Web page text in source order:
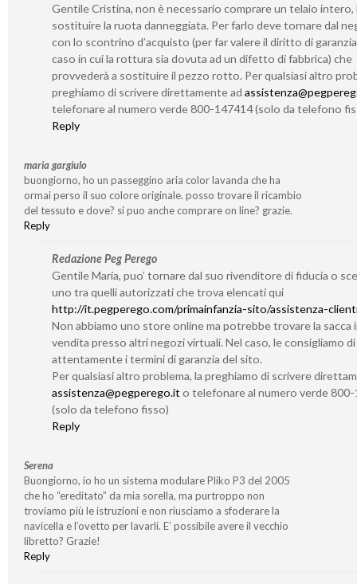
Gentile Cristina, non è necessario comprare un telaio intero,
sostituire la ruota danneggiata. Per farlo deve tornare dal
con lo scontrino d’acquisto (per far valere il diritto di
caso in cui la rottura sia dovuta ad un difetto di fabbrica) che
provvederà a sostituire il pezzo rotto. Per qualsiasi altro
preghiamo di scrivere direttamente ad
telefonare al numero verde 800-147414 (solo da telefono
Reply
maria gargiulo
buongiorno, ho un passeggino aria color lavanda che ha
ormai perso il suo colore originale. posso trovare il ricambio
del tessuto e dove? si puo anche comprare on line? grazie.
Reply
Redazione Peg Perego
Gentile Maria, puo’ tornare dal suo rivenditore di fiducia o
uno tra quelli autorizzati che trova elencati qui
http://it.pegperego.com/primainfanzia-sito/assistenza-
Non abbiamo uno store online ma potrebbe trovare la sacca
vendita presso altri negozi virtuali. Nel caso, le consigliamo
attentamente i termini di garanzia del sito.
Per qualsiasi altro problema, la preghiamo di scrivere
assistenza@pegperego.ito telefonare al numero verde 800-
(solo da telefono fisso)
Reply
Serena
Buongiorno, io ho un sistema modulare Pliko P3 del 2005
che ho “ereditato” da mia sorella, ma purtroppo non
troviamo più le istruzioni e non riusciamo a sfoderare la
navicella e l’ovetto per lavarli. E’ possibile avere il vecchio
libretto? Grazie!
Reply